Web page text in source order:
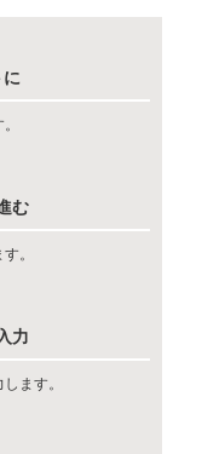
む
。
力
ます。